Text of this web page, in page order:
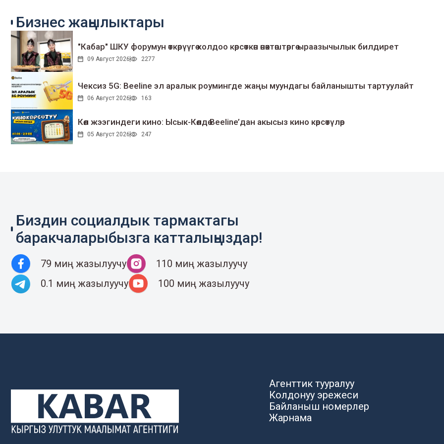
Бизнес жаңылыктары
"Кабар" ШКУ форумун өткөрүүгө колдоо көрсөткөн өнөктөштөргө ыраазычылык билдирет
09 Август 2026 2277
Чексиз 5G: Beeline эл аралык роумингде жаңы муундагы байланышты тартуулайт
06 Август 2026 163
Көл жээгиндеги кино: Ысык-Көлдө Beeline’дан акысыз кино көрсөтүлөр
05 Август 2026 247
Биздин социалдык тармактагы
баракчаларыбызга катталыңыздар!
79 миң жазылуучу
110 миң жазылуучу
0.1 миң жазылуучу
100 миң жазылуучу
Агенттик тууралуу
Колдонуу эрежеси
Байланыш номерлер
Жарнама